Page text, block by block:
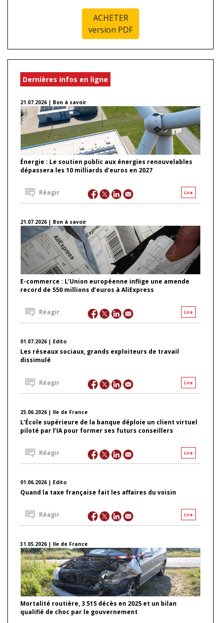
ACHETER
version PDF
Dernières infos en ligne
21.07.2026 | Bon à savoir
Énergie : Le soutien public aux énergies renouvelables
dépassera les 10 milliards d’euros en 2027
Lire
Réagir
21.07.2026 | Bon à savoir
E-commerce : L’Union européenne inflige une amende
record de 550 millions d’euros à AliExpress
Lire
Réagir
01.07.2026 | Edito
Les réseaux sociaux, grands exploiteurs de travail
dissimulé
Lire
Réagir
25.06.2026 | Ile de France
L’École supérieure de la banque déploie un client virtuel
piloté par l’IA pour former ses futurs conseillers
Lire
Réagir
01.06.2026 | Edito
Quand la taxe française fait les affaires du voisin
Lire
Réagir
31.05.2026 | Ile de France
Mortalité routière, 3 515 décès en 2025 et un bilan
qualifié de choc par le gouvernement